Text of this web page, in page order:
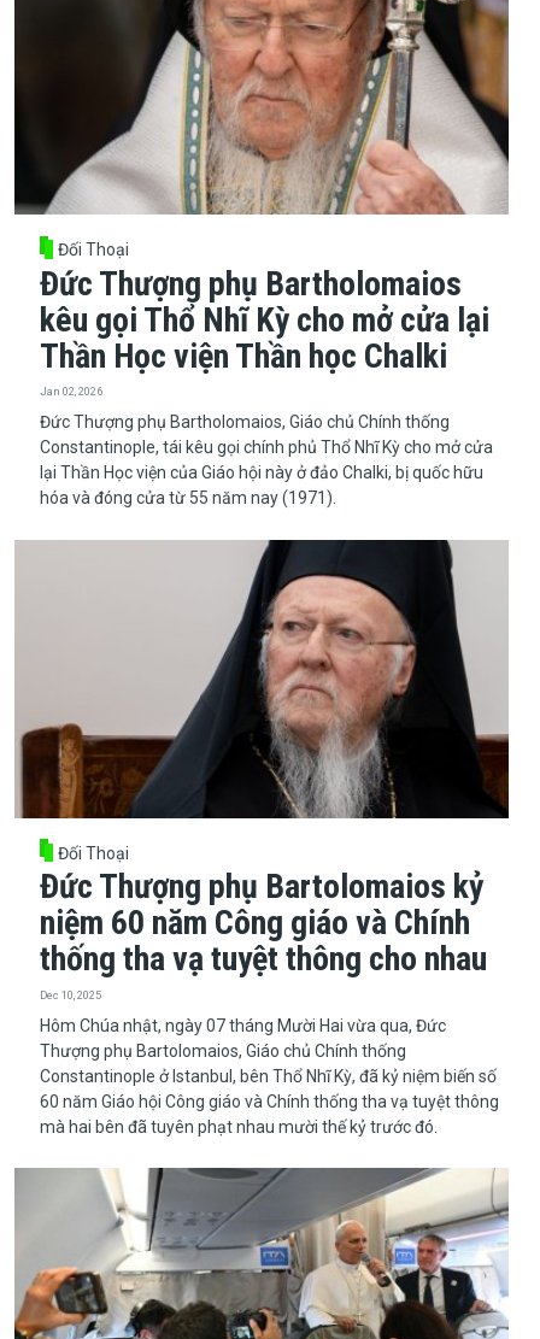
Đối Thoại
Đức Thượng phụ Bartholomaios
kêu gọi Thổ Nhĩ Kỳ cho mở cửa lại
Thần Học viện Thần học Chalki
Jan 02, 2026
​​​​​​​Đức Thượng phụ Bartholomaios, Giáo chủ Chính thống
Constantinople, tái kêu gọi chính phủ Thổ Nhĩ Kỳ cho mở cửa
lại Thần Học viện của Giáo hội này ở đảo Chalki, bị quốc hữu
hóa và đóng cửa từ 55 năm nay (1971).
Đối Thoại
Đức Thượng phụ Bartolomaios kỷ
niệm 60 năm Công giáo và Chính
thống tha vạ tuyệt thông cho nhau
Dec 10, 2025
​​​​​​​Hôm Chúa nhật, ngày 07 tháng Mười Hai vừa qua, Đức
Thượng phụ Bartolomaios, Giáo chủ Chính thống
Constantinople ở Istanbul, bên Thổ Nhĩ Kỳ, đã kỷ niệm biến số
60 năm Giáo hội Công giáo và Chính thống tha vạ tuyệt thông
mà hai bên đã tuyên phạt nhau mười thế kỷ trước đó.